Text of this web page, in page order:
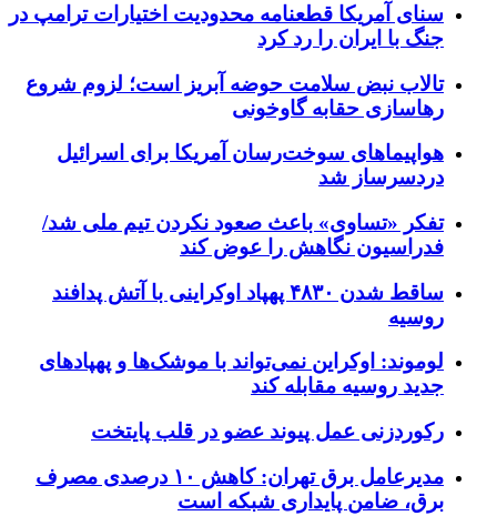
سنای آمریکا قطعنامه محدودیت اختیارات ترامپ در
جنگ با ایران را رد کرد
تالاب نبض سلامت حوضه آبریز است؛ لزوم شروع
رهاسازی حقابه گاوخونی
هواپیماهای سوخت‌رسان آمریکا برای اسرائیل
دردسرساز شد
تفکر «تساوی» باعث صعود نکردن تیم ملی شد/
فدراسیون نگاهش را عوض کند
ساقط شدن ۴۸۳۰ پهپاد اوکراینی با آتش پدافند
روسیه
لوموند: اوکراین نمی‌تواند با موشک‌ها و پهپادهای
جدید روسیه مقابله کند
رکوردزنی عمل پیوند عضو در قلب پایتخت
مدیرعامل برق تهران: کاهش ۱۰ درصدی مصرف
برق، ضامن پایداری شبکه است